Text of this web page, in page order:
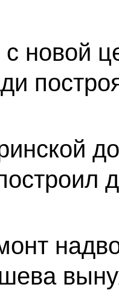
новой